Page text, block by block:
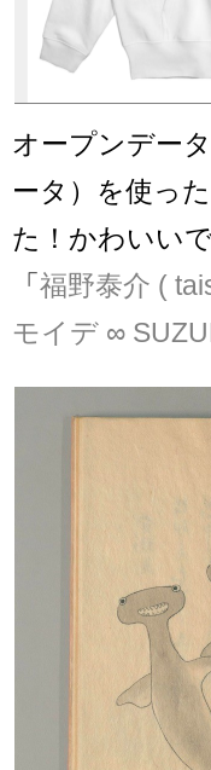
オープンデー
ータ）を使っ
た！かわいい
「福野泰介 (
モイデ ∞